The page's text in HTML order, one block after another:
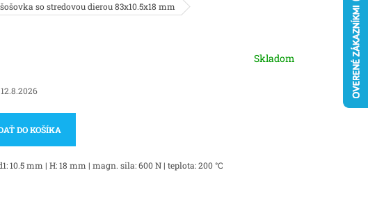
so stredovou dierou 83x10.5x18 mm
Skladom
12.8.2026
DO KOŠÍKA
10.5 mm | H: 18 mm | magn. sila: 600 N | teplota: 200 °C